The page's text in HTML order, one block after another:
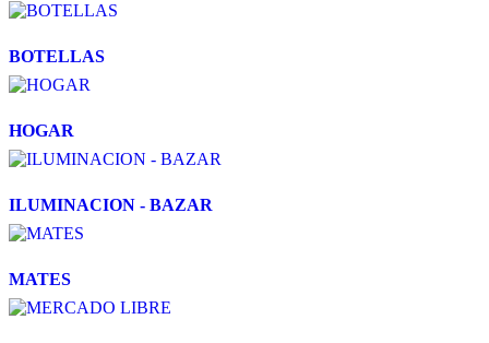
BOTELLAS
HOGAR
ILUMINACION - BAZAR
MATES